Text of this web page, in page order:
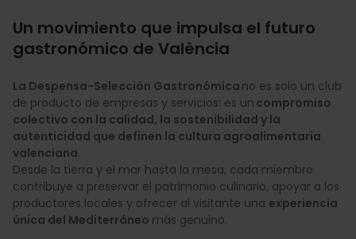
Un movimiento que impulsa el futuro
gastronómico de València
La Despensa-Selección Gastronómica no es solo un club
de producto de empresas y servicios: es un compromiso
colectivo con la calidad, la sostenibilidad y la
autenticidad que definen la cultura agroalimentaria
valenciana.
Desde la tierra y el mar hasta la mesa, cada miembro
contribuye a preservar el patrimonio culinario, apoyar a los
productores locales y ofrecer al visitante una experiencia
única del Mediterráneo más genuino.